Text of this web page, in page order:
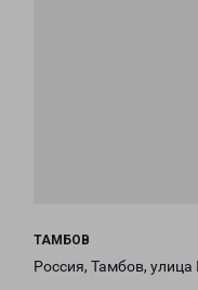
ТАМБОВ
Россия, Тамбов,